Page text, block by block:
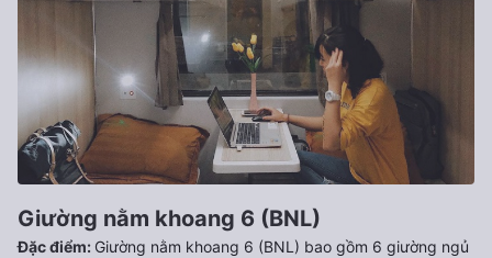
Giường nằm khoang 6 (BNL)
Đặc điểm: Giường nằm khoang 6 (BNL) bao gồm 6 giường ngủ